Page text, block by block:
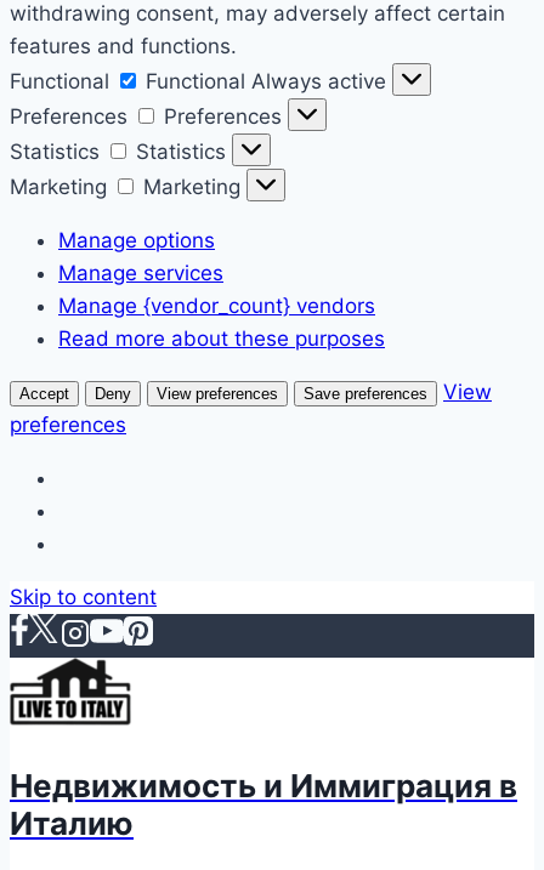
withdrawing consent, may adversely affect certain
features and functions.
Functional
Functional Always active
Preferences
Preferences
Statistics
Statistics
Marketing
Marketing
Manage options
Manage services
Manage {vendor_count} vendors
Read more about these purposes
Accept Deny View preferences Save preferences
View
preferences
Skip to content
Недвижимость и Иммиграция в
Италию